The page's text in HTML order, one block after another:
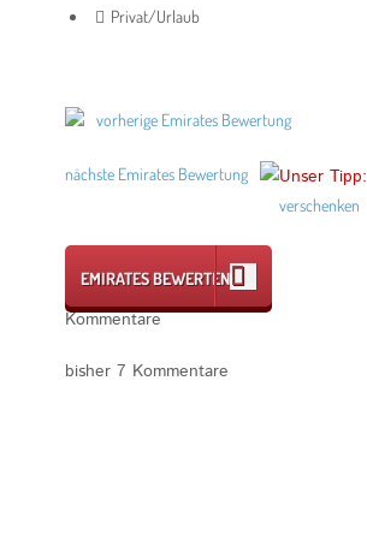
Privat/Urlaub
vorherige Emirates Bewertung
nächste Emirates Bewertung Unser Tipp:
verschenken
EMIRATES BEWERTEN
Kommentare
bisher 7 Kommentare